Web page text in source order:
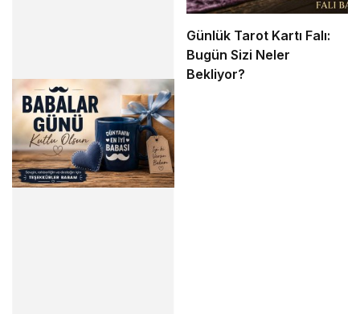
Günlük Tarot Kartı Falı:
Bugün Sizi Neler
Bekliyor?